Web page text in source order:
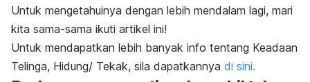
Untuk mengetahuinya dengan lebih mendalam lagi, mari
kita sama-sama ikuti artikel ini!
Untuk mendapatkan lebih banyak info tentang Keadaan
Telinga, Hidung/ Tekak, sila dapatkannya di sini.